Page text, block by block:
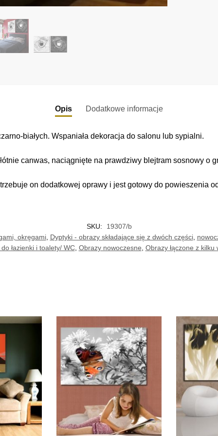
Opis Dodatkowe informacje
białych. Wspaniała dekoracja do salonu lub sypialni.
canwas, naciągnięte na prawdziwy blejtram sosnowy o
on dodatkowej oprawy i jest gotowy do powieszenia
SKU:
19307/b
okręgami, Dyptyki - obrazy składające się z dwóch części,
łazienki i toalety/ WC, Obrazy nowoczesne Obrazy łączone z kilku